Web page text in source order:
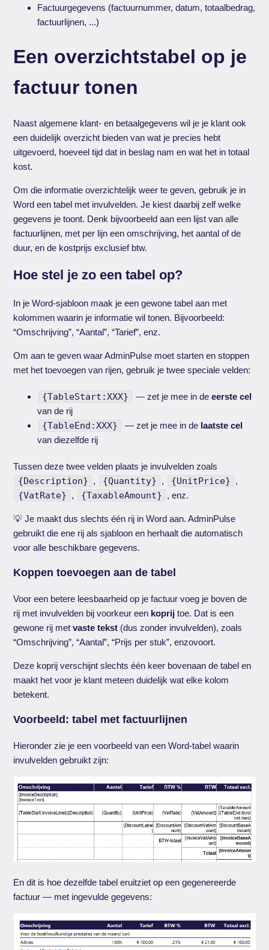
Factuurgegevens (factuurnummer, datum, totaalbedrag,
factuurlijnen, ...)
Een overzichtstabel op je
factuur tonen
Naast algemene klant- en betaalgegevens wil je je klant ook
een duidelijk overzicht bieden van wat je precies hebt
uitgevoerd, hoeveel tijd dat in beslag nam en wat het in totaal
kost.
Om die informatie overzichtelijk weer te geven, gebruik je in
Word een tabel met invulvelden. Je kiest daarbij zelf welke
gegevens je toont. Denk bijvoorbeeld aan een lijst van alle
factuurlijnen, met per lijn een omschrijving, het aantal of de
duur, en de kostprijs exclusief btw.
Hoe stel je zo een tabel op?
In je Word-sjabloon maak je een gewone tabel aan met
kolommen waarin je informatie wil tonen. Bijvoorbeeld:
“Omschrijving”, “Aantal”, “Tarief”, enz.
Om aan te geven waar AdminPulse moet starten en stoppen
met het toevoegen van rijen, gebruik je twee speciale velden:
{TableStart:XXX} — zet je mee in deeerste cel
van de rij
{TableEnd:XXX} — zet je mee in de laatste cel
van diezelfde rij
Tussen deze twee velden plaats je invulvelden zoals
{Description} , {Quantity} , {UnitPrice} ,
{VatRate} , {TaxableAmount} , enz.
💡 Je maakt dus slechts één rij in Word aan. AdminPulse
gebruikt die ene rij als sjabloon en herhaalt die automatisch
voor alle beschikbare gegevens.
Koppen toevoegen aan de tabel
Voor een betere leesbaarheid op je factuur voeg je boven de
rij met invulvelden bij voorkeur een koprijtoe. Dat is een
gewone rij metvaste tekst (dus zonder invulvelden), zoals
“Omschrijving”, “Aantal”, “Prijs per stuk”, enzovoort.
Deze koprij verschijnt slechts één keer bovenaan de tabel en
maakt het voor je klant meteen duidelijk wat elke kolom
betekent.
Voorbeeld: tabel met factuurlijnen
Hieronder zie je een voorbeeld van een Word-tabel waarin
invulvelden gebruikt zijn:
En dit is hoe dezelfde tabel eruitziet op een gegenereerde
factuur — met ingevulde gegevens: